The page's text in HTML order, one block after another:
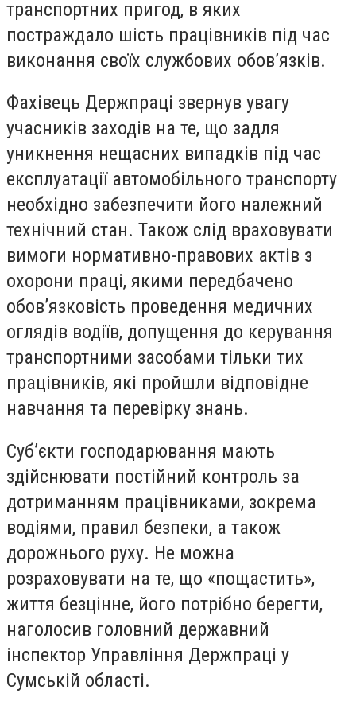
транспортних пригод, в яких
постраждало шість працівників під час
виконання своїх службових обов’язків.
Фахівець Держпраці звернув увагу
учасників заходів на те, що задля
уникнення нещасних випадків під час
експлуатації автомобільного транспорту
необхідно забезпечити його належний
технічний стан. Також слід враховувати
вимоги нормативно-правових актів з
охорони праці, якими передбачено
обов’язковість проведення медичних
оглядів водіїв, допущення до керування
транспортними засобами тільки тих
працівників, які пройшли відповідне
навчання та перевірку знань.
Суб’єкти господарювання мають
здійснювати постійний контроль за
дотриманням працівниками, зокрема
водіями, правил безпеки, а також
дорожнього руху. Не можна
розраховувати на те, що «пощастить»,
життя безцінне, його потрібно берегти,
наголосив головний державний
інспектор Управління Держпраці у
Сумській області.